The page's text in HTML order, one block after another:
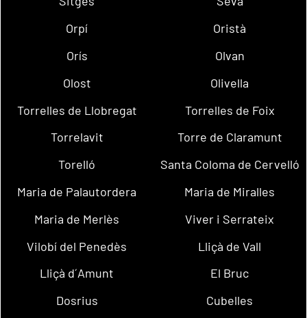
Orpí
Oristà
Orís
Olvan
Olost
Olivella
Torrelles de Llobregat
Torrelles de Foix
Torrelavit
Torre de Claramunt
Torelló
Santa Coloma de Cervelló
Maria de Palautordera
Maria de Miralles
Maria de Merlès
Viver i Serrateix
Vilobí del Penedès
Lliçà de Vall
Lliçà d´Amunt
El Bruc
Dosrius
Cubelles